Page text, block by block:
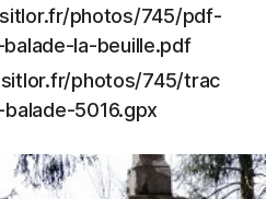
photos/745/pdf-
la-beuille.pdf
photos/745/trac
5016.gpx